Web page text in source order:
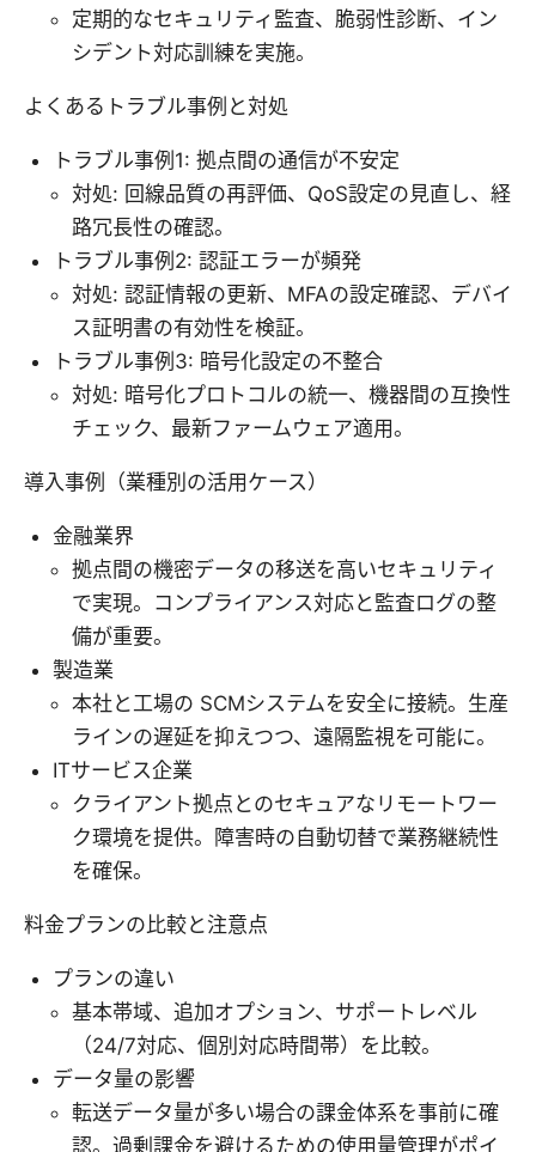
定期的なセキュリティ監査、脆弱性診断、イン
シデント対応訓練を実施。
よくあるトラブル事例と対処
トラブル事例1: 拠点間の通信が不安定
対処: 回線品質の再評価、QoS設定の見直し、経
路冗長性の確認。
トラブル事例2: 認証エラーが頻発
対処: 認証情報の更新、MFAの設定確認、デバイ
ス証明書の有効性を検証。
トラブル事例3: 暗号化設定の不整合
対処: 暗号化プロトコルの統一、機器間の互換性
チェック、最新ファームウェア適用。
導入事例（業種別の活用ケース）
金融業界
拠点間の機密データの移送を高いセキュリティ
で実現。コンプライアンス対応と監査ログの整
備が重要。
製造業
本社と工場の SCMシステムを安全に接続。生産
ラインの遅延を抑えつつ、遠隔監視を可能に。
ITサービス企業
クライアント拠点とのセキュアなリモートワー
ク環境を提供。障害時の自動切替で業務継続性
を確保。
料金プランの比較と注意点
プランの違い
基本帯域、追加オプション、サポートレベル
（24/7対応、個別対応時間帯）を比較。
データ量の影響
転送データ量が多い場合の課金体系を事前に確
認。過剰課金を避けるための使用量管理がポイ